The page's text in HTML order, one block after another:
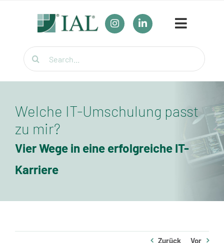
Toggle
Unser Bildungsangebot
Für Firmen
Wirtschaftsfachwirt / Industriemeister / Logistikmeister
Weiterbildung für Berufstätige
Themenübersicht
Suche
nach:
Welche IT-Umschulung passt
zu mir?
Vier Wege in eine erfolgreiche IT-
Karriere
Zurück Vor